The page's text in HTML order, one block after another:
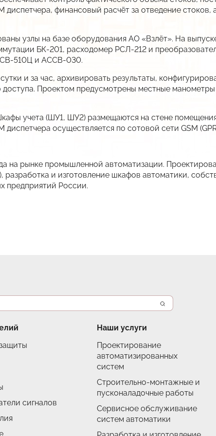
финансовый расчёт за отведение стоков,
узлы на базе оборудования АО «Взлёт». На
БК-201, расходомер РСЛ-212 и
510Ц и АССВ-030.
и за час, архивировать результаты,
Проектом предусмотрены местные
учета (ШУ1, ШУ2) размещаются на стене
осуществляется по сотовой сети GSM
на рынке промышленной автоматизации.
и изготовление шкафов автоматики,
предприятий России.
сигналов
Наши услуги
Проектирование
автоматизированных
систем
Строительно-монтажные и
пусконаладочные работы
Сервисное обслуживание
систем автоматики